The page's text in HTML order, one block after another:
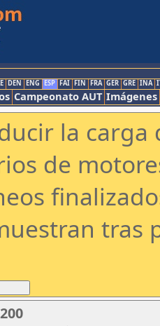
DEN ENG ESP FAI FIN FRA GER GRE INA
Campeonato AUT Imágenes
la
de
tras